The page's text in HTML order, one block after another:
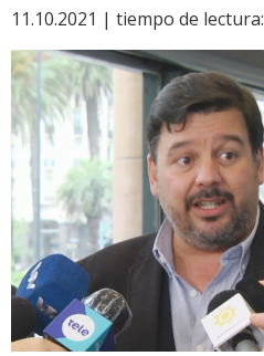
11.10.2021 | tiempo de lectura: